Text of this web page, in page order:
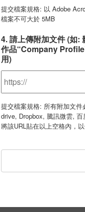
提交檔案規格: 以 Adobe
檔案不可大於 5MB
4. 請上傳附加文件 (如
作品“Company
用)
提交檔案規格: 所有附加文
drive, Dropbox, 騰訊微雲,
將該URL貼在以上空格內，